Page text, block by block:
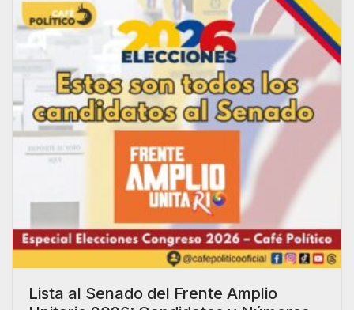
Lista al Senado del Frente Amplio